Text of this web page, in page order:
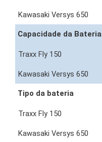
Capacidade da Bateria
Tipo da bateria